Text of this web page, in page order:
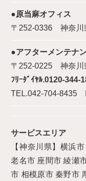
●原当麻オフィス
〒252-0336 神奈川
●アフターメンテナ
〒252-0225 神奈川
ﾌﾘｰﾀﾞｲﾔﾙ.0120-344-
TEL.042-704-8435
サービスエリア
【神奈川県】横浜
老名市 座間市 綾瀬
市 相模原市 秦野市